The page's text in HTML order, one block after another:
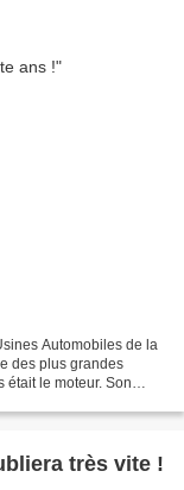
Automobiles de la
des plus grandes
était le moteur. Son
très vite !